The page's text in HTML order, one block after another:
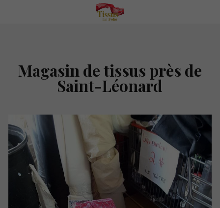
Magasin de tissus près de
Saint-Léonard